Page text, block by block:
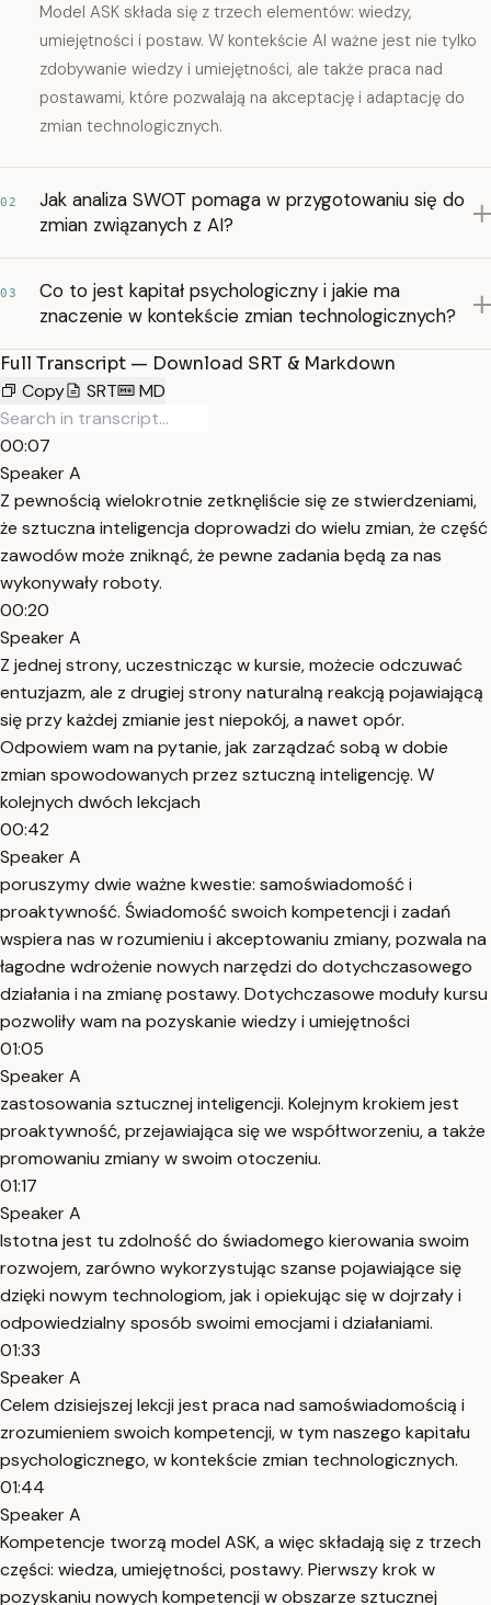
Model ASK składa się z trzech elementów: wiedzy,
umiejętności i postaw. W kontekście AI ważne jest nie tylko
zdobywanie wiedzy i umiejętności, ale także praca nad
postawami, które pozwalają na akceptację i adaptację do
zmian technologicznych.
02
Jak analiza SWOT pomaga w przygotowaniu się do
zmian związanych z AI?
03
Co to jest kapitał psychologiczny i jakie ma
znaczenie w kontekście zmian technologicznych?
Full Transcript — Download SRT & Markdown
Copy
SRT MD
00:07
Speaker A
Z pewnością wielokrotnie zetknęliście się ze stwierdzeniami,
że sztuczna inteligencja doprowadzi do wielu zmian, że część
zawodów może zniknąć, że pewne zadania będą za nas
wykonywały roboty.
00:20
Speaker A
Z jednej strony, uczestnicząc w kursie, możecie odczuwać
entuzjazm, ale z drugiej strony naturalną reakcją pojawiającą
się przy każdej zmianie jest niepokój, a nawet opór.
Odpowiem wam na pytanie, jak zarządzać sobą w dobie
zmian spowodowanych przez sztuczną inteligencję. W
kolejnych dwóch lekcjach
00:42
Speaker A
poruszymy dwie ważne kwestie: samoświadomość i
proaktywność. Świadomość swoich kompetencji i zadań
wspiera nas w rozumieniu i akceptowaniu zmiany, pozwala na
łagodne wdrożenie nowych narzędzi do dotychczasowego
działania i na zmianę postawy. Dotychczasowe moduły kursu
pozwoliły wam na pozyskanie wiedzy i umiejętności
01:05
Speaker A
zastosowania sztucznej inteligencji. Kolejnym krokiem jest
proaktywność, przejawiająca się we współtworzeniu, a także
promowaniu zmiany w swoim otoczeniu.
01:17
Speaker A
Istotna jest tu zdolność do świadomego kierowania swoim
rozwojem, zarówno wykorzystując szanse pojawiające się
dzięki nowym technologiom, jak i opiekując się w dojrzały i
odpowiedzialny sposób swoimi emocjami i działaniami.
01:33
Speaker A
Celem dzisiejszej lekcji jest praca nad samoświadomością i
zrozumieniem swoich kompetencji, w tym naszego kapitału
psychologicznego, w kontekście zmian technologicznych.
01:44
Speaker A
Kompetencje tworzą model ASK, a więc składają się z trzech
części: wiedza, umiejętności, postawy. Pierwszy krok w
pozyskaniu nowych kompetencji w obszarze sztucznej